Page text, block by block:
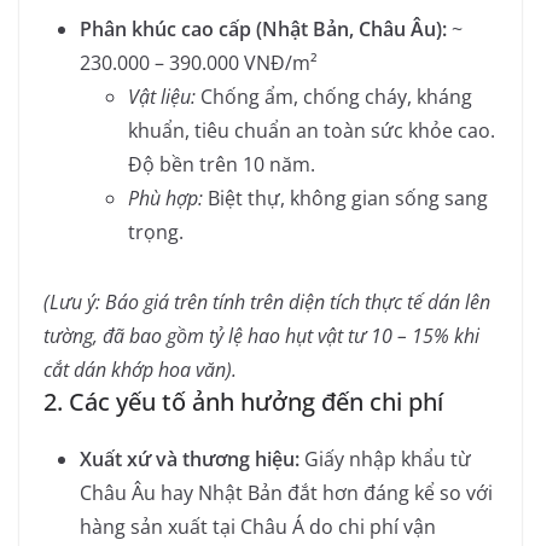
Phân khúc cao cấp (Nhật Bản, Châu Âu):~
230.000 – 390.000 VNĐ/m²
Vật liệu: Chống ẩm, chống cháy, kháng
khuẩn, tiêu chuẩn an toàn sức khỏe cao.
Độ bền trên 10 năm.
Phù hợp: Biệt thự, không gian sống sang
trọng.
(Lưu ý: Báo giá trên tính trên diện tích thực tế dán lên
tường, đã bao gồm tỷ lệ hao hụt vật tư 10 – 15% khi
cắt dán khớp hoa văn).
2. Các yếu tố ảnh hưởng đến chi phí
Xuất xứ và thương hiệu: Giấy nhập khẩu từ
Châu Âu hay Nhật Bản đắt hơn đáng kể so với
hàng sản xuất tại Châu Á do chi phí vận